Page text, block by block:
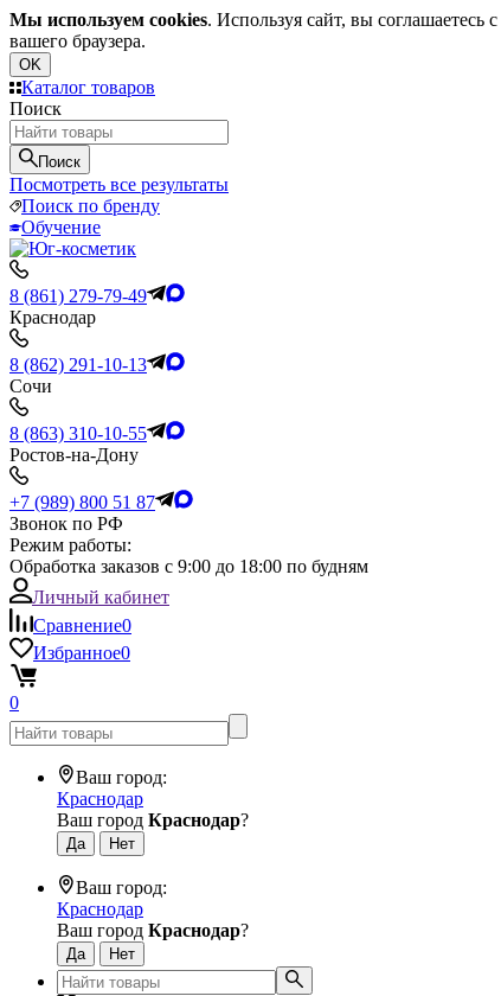
Мы используем cookies. Используя сайт, вы соглашаетесь с
вашего браузера.
OK
Каталог товаров
Поиск
Поиск
Посмотреть все результаты
Поиск по бренду
Обучение
8 (861) 279-79-49
Краснодар
8 (862) 291-10-13
Сочи
8 (863) 310-10-55
Ростов-на-Дону
+7 (989) 800 51 87
Звонок по РФ
Режим работы:
Обработка заказов с 9:00 до 18:00 по будням
Личный кабинет
Сравнение0
Избранное0
0
Ваш город:
Краснодар
Ваш город Краснодар?
Ваш город:
Краснодар
Ваш город Краснодар?